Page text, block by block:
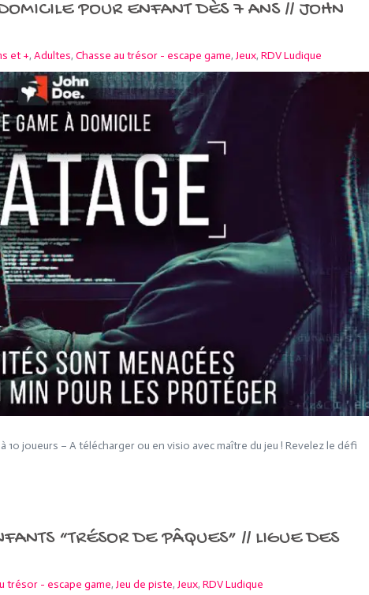
POUR ENFANT DÈS 7 ANS // JOHN
et +,Adultes,Chasse au trésor - escape game,Jeux,RDV Ludique
10 joueurs – A télécharger ou en visio avec maître du jeu ! Revelez le défi
“TRÉSOR DE PÂQUES” // LIGUE DES
trésor - escape game,Jeu de piste,Jeux,RDV Ludique